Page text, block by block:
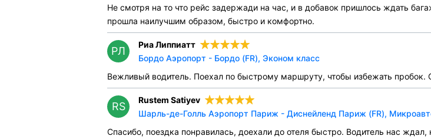
Не смотря на то что рейс задержади на час, и в добавок пришлось ждать
прошла наилучшим образом, быстро и комфортно.
РЛ
Риа Липпиатт
Бордо Аэропорт - Бордо (FR), Эконом класс
Вежливый водитель. Поехал по быстрому маршруту, чтобы избежать пробок.
RS
Rustem Satiyev
Шарль-де-Голль Аэропорт Париж - Диснейленд Париж (FR),
Спасибо, поездка понравилась, доехали до отеля быстро. Водитель нас